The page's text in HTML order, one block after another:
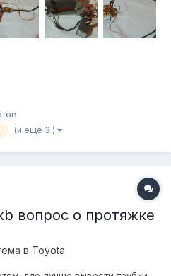
продажу компонент...
(и ещё 3 )
вопрос о протяжке
в Toyota